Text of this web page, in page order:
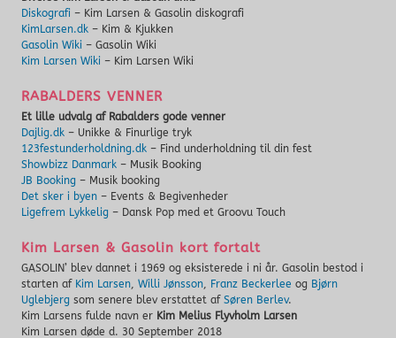
Diskografi– Kim Larsen & Gasolin diskografi
KimLarsen.dk– Kim & Kjukken
Gasolin Wiki– Gasolin Wiki
Kim Larsen Wiki– Kim Larsen Wiki
RABALDERS VENNER
Et lille udvalg af Rabalders gode venner
Dajlig.dk– Unikke & Finurlige tryk
123festunderholdning.dk – Find underholdning til din fest
Showbizz Danmark – Musik Booking
JB Booking – Musik booking
Det sker i byen– Events & Begivenheder
Ligefrem Lykkelig– Dansk Pop med et Groovu Touch
Kim Larsen & Gasolin kort fortalt
GASOLIN’ blev dannet i 1969 og eksisterede i ni år. Gasolin bestod i
starten af Kim Larsen, Willi Jønsson, Franz Beckerlee og Bjørn
Uglebjergsom senere blev erstattet af Søren Berlev.
Kim Larsens fulde navn er Kim Melius Flyvholm Larsen
Kim Larsen døde d. 30 September 2018